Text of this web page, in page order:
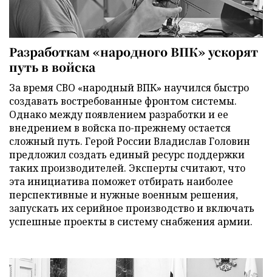
Разработкам «народного ВПК» ускорят
путь в войска
За время СВО «народный ВПК» научился быстро
создавать востребованные фронтом системы.
Однако между появлением разработки и ее
внедрением в войска по-прежнему остается
сложный путь. Герой России Владислав Головин
предложил создать единый ресурс поддержки
таких производителей. Эксперты считают, что
эта инициатива поможет отбирать наиболее
перспективные и нужные военным решения,
запускать их серийное производство и включать
успешные проекты в систему снабжения армии.